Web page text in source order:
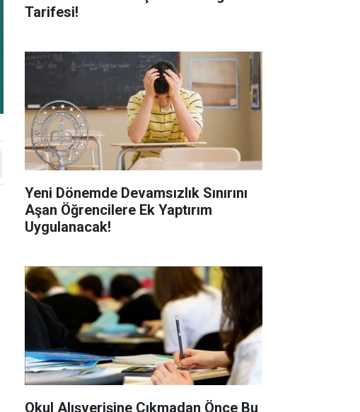
Tarifesi!
Yeni Dönemde Devamsızlık Sınırını
Aşan Öğrencilere Ek Yaptırım
Uygulanacak!
Okul Alışverişine Çıkmadan Önce Bu